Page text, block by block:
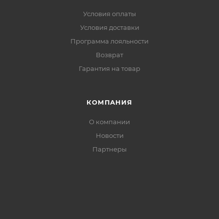
Условия оплаты
Условия доставки
Программа лояльности
Возврат
Гарантия на товар
КОМПАНИЯ
О компании
Новости
Партнеры